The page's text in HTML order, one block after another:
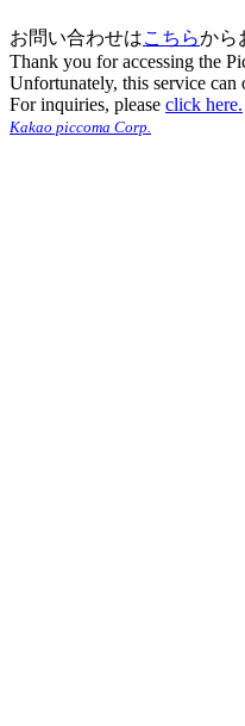
お問い合わせはこちらから
Thank you for accessing the
Unfortunately, this service can
For inquiries, please click here.
Kakao piccoma Corp.